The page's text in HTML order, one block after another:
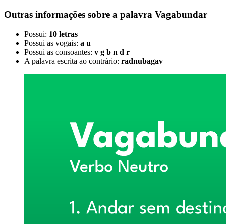
Outras informações sobre a palavra Vagabundar
Possui: 10 letras
Possui as vogais: a u
Possui as consoantes: v g b n d r
A palavra escrita ao contrário: radnubagav